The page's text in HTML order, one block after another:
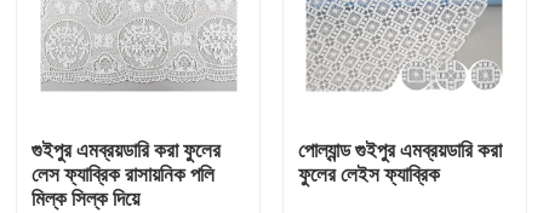
গুইপুর এমব্রয়ডারি করা ফুলের
লেস ফ্যাব্রিক রাসায়নিক পলি
মিল্ক সিল্ক দিয়ে
পোল্যান্ড গুইপুর এমব্রয়ডারি করা
ফুলের লেইস ফ্যাব্রিক